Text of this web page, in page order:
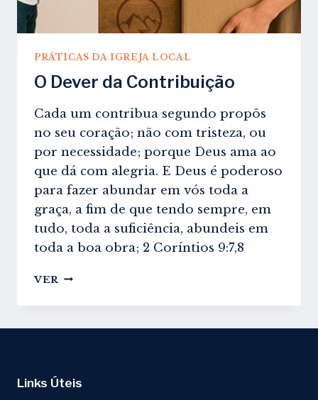
PRÁTICAS DA IGREJA LOCAL
O Dever da Contribuição
Cada um contribua segundo propôs
no seu coração; não com tristeza, ou
por necessidade; porque Deus ama ao
que dá com alegria. E Deus é poderoso
para fazer abundar em vós toda a
graça, a fim de que tendo sempre, em
tudo, toda a suficiência, abundeis em
toda a boa obra; 2 Coríntios 9:7,8
VER O
DA
Links Úteis